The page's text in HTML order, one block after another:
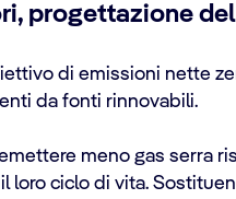
progettazione
di emissioni nette
da fonti rinnovabili.
meno gas serra
loro ciclo di vita.